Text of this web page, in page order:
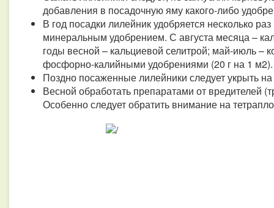
добавления в посадочную яму какого-либо
В год посадки лилейник удобряется несколько
минеральным удобрением. С августа месяца –
годы весной – кальциевой селитрой; май-июль –
фосфорно-калийными удобрениями (20 г на 1 м2).
Поздно посаженные лилейники следует укрыть
Весной обработать препаратами от вредителей
Особенно следует обратить внимание на